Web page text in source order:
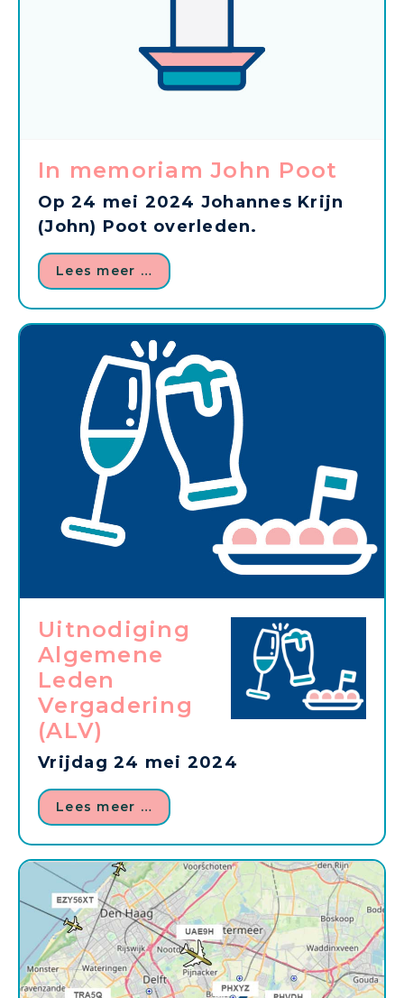
In memoriam John Poot
Op 24 mei 2024 Johannes Krijn
(John) Poot overleden.
Lees meer …
Uitnodiging
Algemene
Leden
Vergadering
(ALV)
Vrijdag 24 mei 2024
Lees meer …